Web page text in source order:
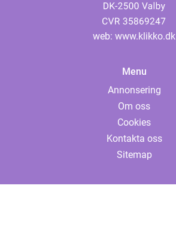
web: www.klikko.dk
Menu
Annonsering
Om oss
Cookies
Kontakta oss
Sitemap